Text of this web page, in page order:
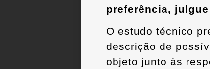
preferência,
O estudo técnico
descrição de
objeto junto às